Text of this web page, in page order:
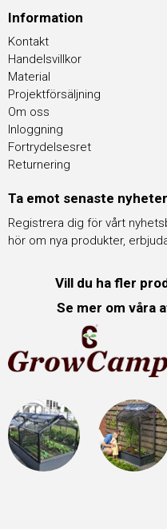
Information
Kontakt
Handelsvillkor
Material
Projektförsäljning
Om oss
Inloggning
Fortrydelsesret
Returnering
Ta emot senaste
Registrera dig för vårt
hör om nya produkter,
Vill du ha fler
Se mer om våra